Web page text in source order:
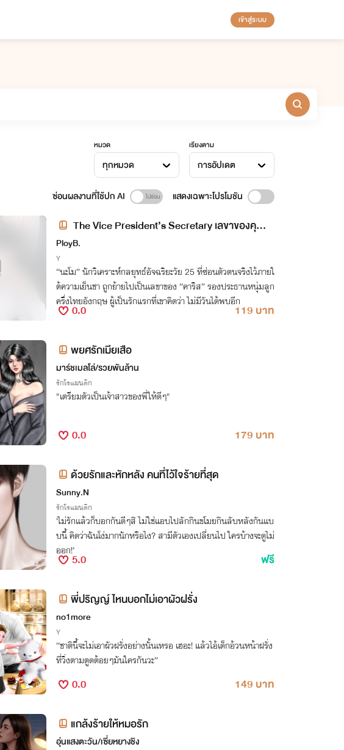
เข้าสู่ระบบ
หมวด
ทุกหมวด
เรียงตาม
การอัปเดต
ซ่อนผลงานที่ใช้ปก AI แสดงเฉพาะโปรโมชัน
The Vice President’s Secretary เลขาของคุณค
าริส
PloyB.
Y
“นะโม” นักวิเคราะห์กลยุทธ์อัจฉริยะวัย 25 ที่ซ่อนตัวตนจริงไว้ภายใ
ต้ความเย็นชา ถูกย้ายไปเป็นเลขาของ “คาริส” รองประธานหนุ่มลูก
ครึ่งไทยอังกฤษ ผู้เป็นรักแรกที่เขาคิดว่า ไม่มีวันได้พบอีก
0.0 119 บาท
พยศรักเมียเสือ
มาร์ชเมลโล่/รวยพันล้าน
รักโรแมนติก
"เตรียมตัวเป็นเจ้าสาวของพี่ให้ดีๆ"
0.0 179 บาท
ด้วยรักและหักหลัง คนที่ไว้ใจร้ายที่สุด
Sunny.N
รักโรแมนติก
‘ไม่รักแล้วก็บอกกันดีๆสิ ไม่ใช่แอบไปลักกินขโมยกินลับหลังกันแบ
บนี้ คิดว่าฉันโง่มากนักหรือไง? สามีตัวเองเปลี่ยนไป ใครบ้างจะดูไม่
ออก!’
5.0 ฟรี
พี่ปริญญ์ ไหนบอกไม่เอาผัวฝรั่ง
no1more
Y
“ชาตินี้จะไม่เอาผัวฝรั่งอย่างนั้นเหรอ เฮอะ! แล้วไอ้เด็กอ้วนหน้าฝรั่ง
ที่วิ่งตามตูดต้อยๆมันใครกันวะ”
0.0 149 บาท
แกล้งร้ายให้หมอรัก
อุ่นแสงตะวัน/เซี่ยหยางชิง